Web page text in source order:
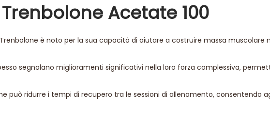
Acetate 100
Trenbolone è noto per la sua capacità di aiutare a costruire massa muscolare
segnalano miglioramenti significativi nella loro forza complessiva,
può ridurre i tempi di recupero tra le sessioni di allenamento, consentendo